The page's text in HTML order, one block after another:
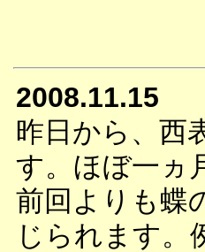
2008.11.15
昨日から、西
す。ほぼ一ヵ
前回よりも蝶
じられます。